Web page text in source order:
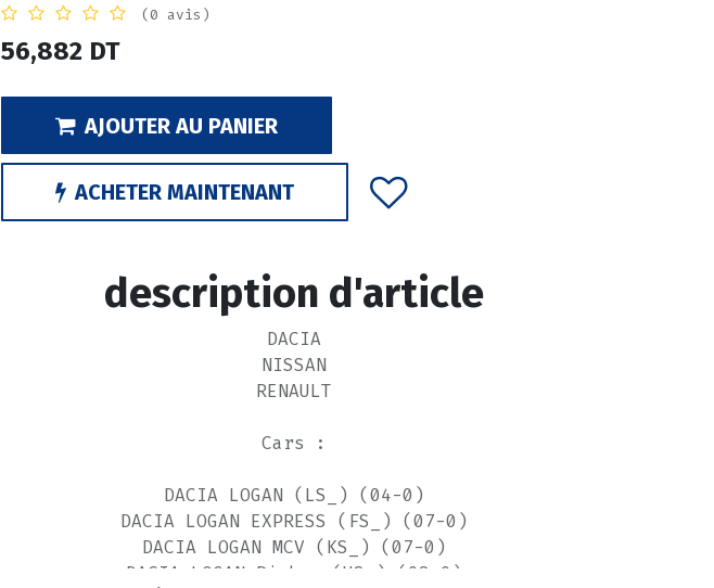
(0 avis)
56,882 DT
AJOUTER AU PANIER
ACHETER MAINTENANT
description d'article
DACIA
NISSAN
RENAULT
Cars :
DACIA LOGAN (LS_) (04-0)
DACIA LOGAN EXPRESS (FS_) (07-0)
DACIA LOGAN MCV (KS_) (07-0)
DACIA LOGAN Pickup (US_) (08-0)